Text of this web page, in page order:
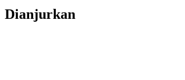
Dianjurkan